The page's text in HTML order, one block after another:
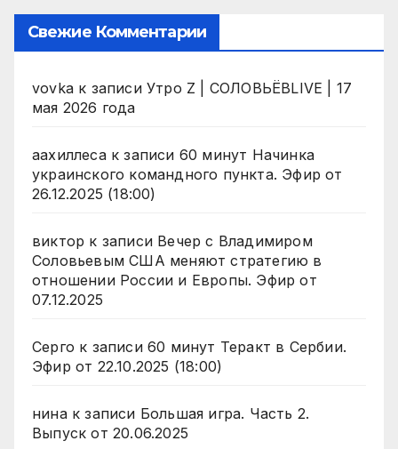
Свежие Комментарии
vovka к записи Утро Z | СОЛОВЬЁВLIVE | 17
мая 2026 года
аахиллесак записи 60 минут Начинка
украинского командного пункта. Эфир от
26.12.2025 (18:00)
виктор к записи Вечер с Владимиром
Соловьевым США меняют стратегию в
отношении России и Европы. Эфир от
07.12.2025
Серго к записи 60 минут Теракт в Сербии.
Эфир от 22.10.2025 (18:00)
нинак записи Большая игра. Часть 2.
Выпуск от 20.06.2025